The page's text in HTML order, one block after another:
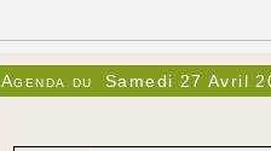
Agenda du Samedi 27 Avril